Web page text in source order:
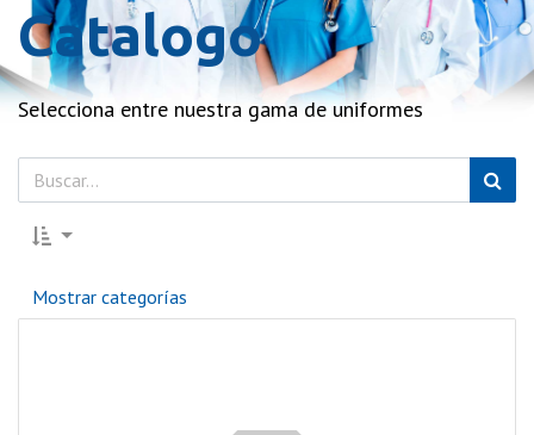
Catalogo
Selecciona entre nuestra gama de uniformes
Mostrar categorías